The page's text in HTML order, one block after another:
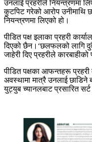
उनलाई प्रहरीले नियन्त्रणमा
कुटपिट गरेको आरोप उनीमाथि
नियन्त्रणमा लिएको हो।
पीडित पक्ष इलाका प्रहरी
दिएको छैन।‘छलफलको लागि
जाहेरी दिए प्रहरीले
पीडित पक्षका आफन्तहरू
अवस्थामा मात्रै उनलाई
युट्युब च्यानलबाट प्रसारित